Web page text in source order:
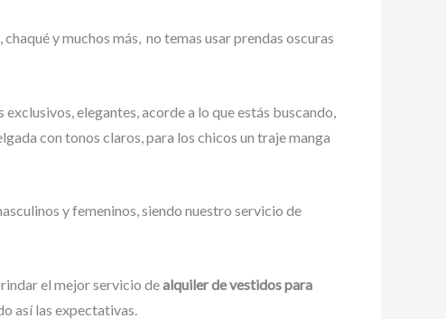
y muchos más, no temas usar prendas oscuras
elegantes, acorde a lo que estás buscando,
con tonos claros, para los chicos un traje manga
y femeninos, siendo nuestro servicio de
el mejor servicio dealquiler de vestidos para
así las expectativas.